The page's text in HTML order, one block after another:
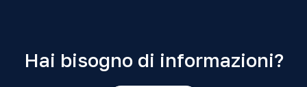
Hai bisogno di informazioni?